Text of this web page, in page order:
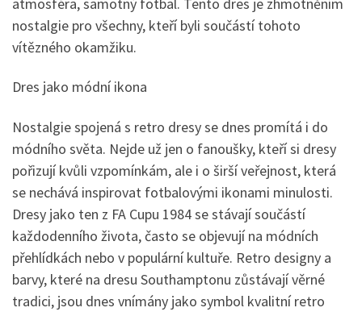
nostalgie pro všechny, kteří byli součástí tohoto
vítězného okamžiku.
Dres jako módní ikona
Nostalgie spojená s retro dresy se dnes promítá i do
módního světa. Nejde už jen o fanoušky, kteří si dresy
pořizují kvůli vzpomínkám, ale i o širší veřejnost, která
se nechává inspirovat fotbalovými ikonami minulosti.
Dresy jako ten z FA Cupu 1984 se stávají součástí
každodenního života, často se objevují na módních
přehlídkách nebo v populární kultuře. Retro designy a
barvy, které na dresu Southamptonu zůstávají věrné
tradici, jsou dnes vnímány jako symbol kvalitní retro